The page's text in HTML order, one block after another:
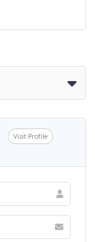
Visit Profile